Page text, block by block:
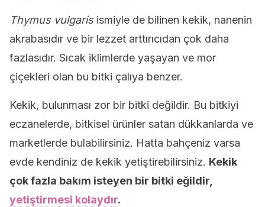
Thymus vulgarisismiyle de bilinen kekik, nanenin
akrabasıdır ve bir lezzet arttırıcıdan çok daha
fazlasıdır. Sıcak iklimlerde yaşayan ve mor
çiçekleri olan bu bitki çalıya benzer.
Kekik, bulunması zor bir bitki değildir. Bu bitkiyi
eczanelerde, bitkisel ürünler satan dükkanlarda ve
marketlerde bulabilirsiniz. Hatta bahçeniz varsa
evde kendiniz de kekik yetiştirebilirsiniz. Kekik
çok fazla bakım isteyen bir bitki eğildir,
yetiştirmesi kolaydır.